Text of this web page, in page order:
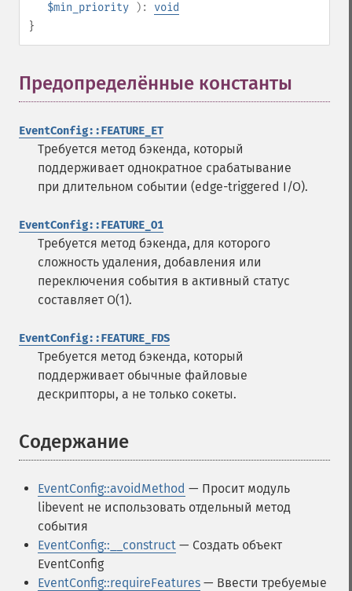
$min_priority
): void
}
Предопределённые константы
EventConfig::FEATURE_ET
Требуется метод бэкенда, который
поддерживает однократное срабатывание
при длительном событии (edge-triggered I/O).
EventConfig::FEATURE_O1
Требуется метод бэкенда, для которого
сложность удаления, добавления или
переключения события в активный статус
составляет O(1).
EventConfig::FEATURE_FDS
Требуется метод бэкенда, который
поддерживает обычные файловые
дескрипторы, а не только сокеты.
Содержание
EventConfig::avoidMethod — Просит модуль
libevent не использовать отдельный метод
события
EventConfig::__construct — Создать объект
EventConfig
EventConfig::requireFeatures — Ввести требуемые